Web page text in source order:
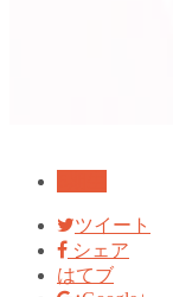
ツイート
シェア
はてブ